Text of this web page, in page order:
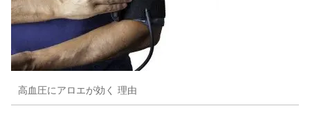
高血圧にアロエが効く 理由